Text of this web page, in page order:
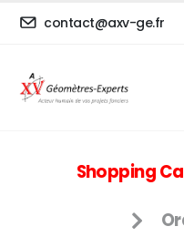
contact@axv-ge.fr
Shopping